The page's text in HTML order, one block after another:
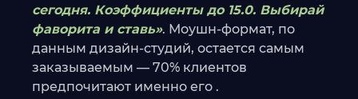
сегодня. Коэффициенты до 15.0. Выбирай
фаворита и ставь». Моушн-формат, по
данным дизайн-студий, остается самым
заказываемым — 70% клиентов
предпочитают именно его .